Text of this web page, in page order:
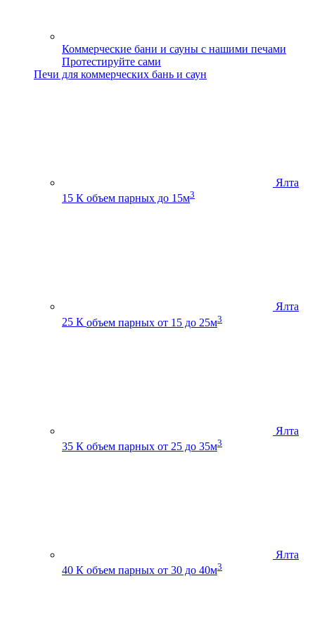
Коммерческие бани и сауны с нашими печами
Протестируйте сами
Печи для коммерческих бань и саун
Ялта
15 К объем парных до 15м3
Ялта
25 К объем парных от 15 до 25м3
Ялта
35 К объем парных от 25 до 35м3
Ялта
40 К объем парных от 30 до 40м3